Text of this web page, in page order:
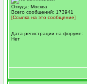
Откуда: Москва
Всего сообщений: 173941
[Ссылка на это сообщение]
Дата регистрации на форуме:
Нет